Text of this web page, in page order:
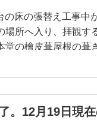
床の張替え工事中
場所へ入り、拝観す
の檜皮葺屋根の葺
12月3日の舞台の
様子など、宇宙一
。12月19日現